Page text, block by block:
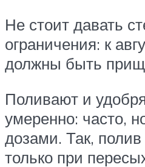
Не стоит давать
ограничения: к
должны быть
Поливают и
умеренно: часто,
дозами. Так, полив
только при